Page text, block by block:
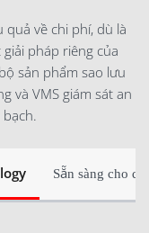
quả về chi phí, dù là
pháp riêng của
sản phẩm sao lưu
và VMS giám sát an
Sẵn sàng cho